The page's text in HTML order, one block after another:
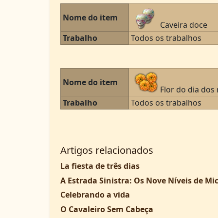
Nome do item
Caveira doce
Trabalho
Todos os trabalhos
Nome do item
Flor do dia dos
Trabalho
Todos os trabalhos
Artigos relacionados
La fiesta de três dias
A Estrada Sinistra: Os Nove Níveis de
Celebrando a vida
O Cavaleiro Sem Cabeça